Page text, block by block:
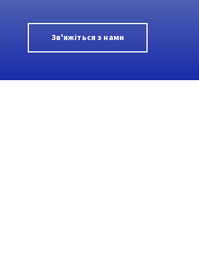
Зв'яжіться з нами